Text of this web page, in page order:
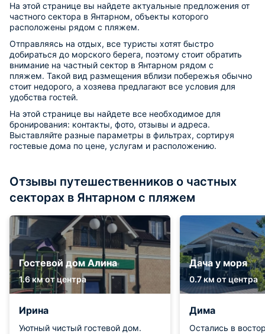
На этой странице вы найдете актуальные предложения от
частного сектора в Янтарном, объекты которого
расположены рядом с пляжем.
Отправляясь на отдых, все туристы хотят быстро
добираться до морского берега, поэтому стоит обратить
внимание на частный сектор в Янтарном рядом с
пляжем. Такой вид размещения вблизи побережья обычно
стоит недорого, а хозяева предлагают все условия для
удобства гостей.
На этой странице вы найдете все необходимое для
бронирования: контакты, фото, отзывы и адреса.
Выставляйте разные параметры в фильтрах, сортируя
гостевые дома по цене, услугам и расположению.
Отзывы путешественников о частных
секторах в Янтарном с пляжем
Гостевой дом Алина
1.6 км от центра
Ирина
Уютный чистый гостевой дом.
Дача у моря
0.7 км от центра
Дима
Остались в